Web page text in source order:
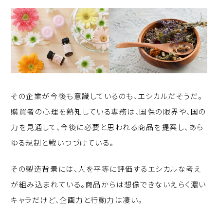
その企業が今後も意識しているのも、エシカルだそうだ。
購買者の心理を熟知している専務は、国保の限界や、国の
力を見通して、今後に必要と思われる商品を提案し、あら
ゆる規制と戦いつづけている。
その製造背景には、人を平等に評価するエシカルな考え
が組み込まれている。商品からは想像できないえらく濃い
キャラだけど、企画力と行動力は凄い。